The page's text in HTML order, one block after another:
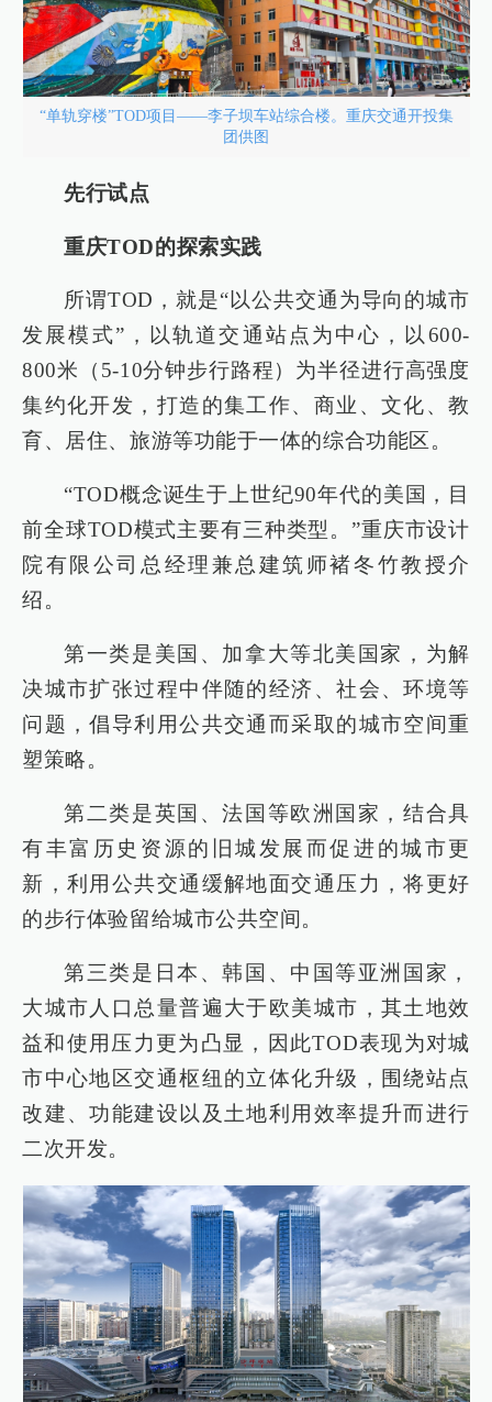
“单轨穿楼”TOD项目——李子坝车站综合楼。重庆交通开投集
团供图
先行试点
重庆TOD的探索实践
所谓TOD，就是“以公共交通为导向的城市
发展模式”，以轨道交通站点为中心，以600-
800米（5-10分钟步行路程）为半径进行高强度
集约化开发，打造的集工作、商业、文化、教
育、居住、旅游等功能于一体的综合功能区。
“TOD概念诞生于上世纪90年代的美国，目
前全球TOD模式主要有三种类型。”重庆市设计
院有限公司总经理兼总建筑师褚冬竹教授介
绍。
第一类是美国、加拿大等北美国家，为解
决城市扩张过程中伴随的经济、社会、环境等
问题，倡导利用公共交通而采取的城市空间重
塑策略。
第二类是英国、法国等欧洲国家，结合具
有丰富历史资源的旧城发展而促进的城市更
新，利用公共交通缓解地面交通压力，将更好
的步行体验留给城市公共空间。
第三类是日本、韩国、中国等亚洲国家，
大城市人口总量普遍大于欧美城市，其土地效
益和使用压力更为凸显，因此TOD表现为对城
市中心地区交通枢纽的立体化升级，围绕站点
改建、功能建设以及土地利用效率提升而进行
二次开发。